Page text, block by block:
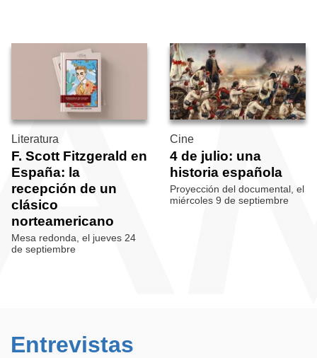
Literatura
F. Scott Fitzgerald en
España: la
recepción de un
clásico
norteamericano
Mesa redonda, el jueves 24
de septiembre
Cine
4 de julio: una
historia española
Proyección del documental, el
miércoles 9 de septiembre
Entrevistas